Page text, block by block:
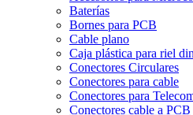
Baterías
Bornes para PCB
Cable plano
Caja plástica para riel din
Conectores Circulares
Conectores para cable
Conectores para
Conectores cable a PCB